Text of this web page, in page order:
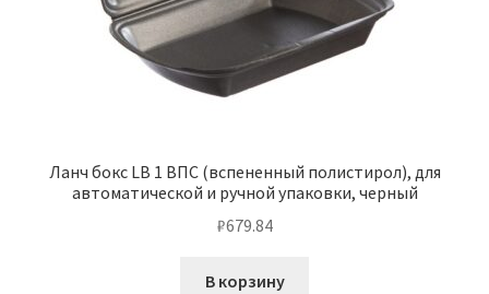
Ланч бокс LB 1 ВПС (вспененный полистирол), для
автоматической и ручной упаковки, черный
₽679.84
В корзину